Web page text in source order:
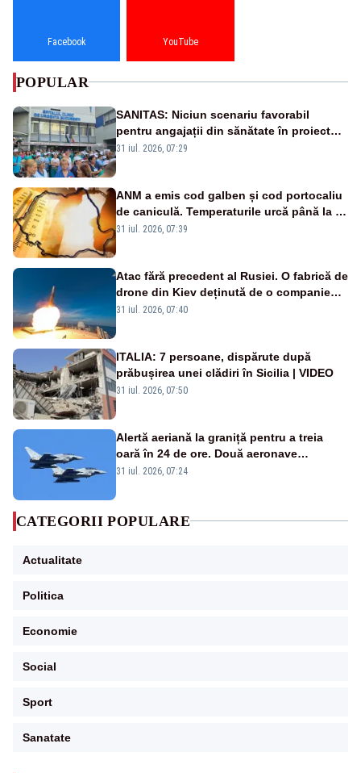
Facebook YouTube
POPULAR
SANITAS: Niciun scenariu favorabil
pentru angajații din sănătate în proiectul
Legii salarizării
31 iul. 2026, 07:29
ANM a emis cod galben și cod portocaliu
de caniculă. Temperaturile urcă până la 38
de grade, iar nopțile devin tropicale
31 iul. 2026, 07:39
Atac fără precedent al Rusiei. O fabrică de
drone din Kiev deținută de o companie
americană, distrusă de o rachetă
31 iul. 2026, 07:40
ITALIA: 7 persoane, dispărute după
prăbușirea unei clădiri în Sicilia | VIDEO
31 iul. 2026, 07:50
Alertă aeriană la graniță pentru a treia
oară în 24 de ore. Două aeronave
Eurofighter britanice au fost ridicate de la
31 iul. 2026, 07:24
CATEGORII POPULARE
Actualitate
Politica
Economie
Social
Sport
Sanatate